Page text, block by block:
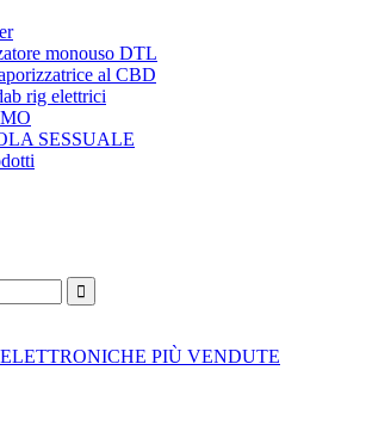
monouso DTL
al CBD
rig elettrici
SESSUALE
PIÙ VENDUTE